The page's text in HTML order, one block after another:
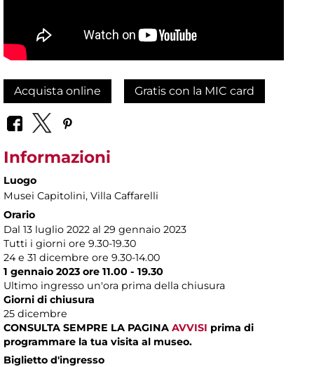
Acquista online Gratis con la MIC card
Informazioni
Luogo
Musei Capitolini, Villa Caffarelli
Orario
Dal 13 luglio 2022 al 29 gennaio 2023
Tutti i giorni ore 9.30-19.30
24 e 31 dicembre ore 9.30-14.00
1 gennaio 2023 ore 11.00 - 19.30
Ultimo ingresso un'ora prima della chiusura
Giorni di chiusura
25 dicembre
CONSULTA SEMPRE LA PAGINA AVVISI prima di
programmare la tua visita al museo.
Biglietto d'ingresso